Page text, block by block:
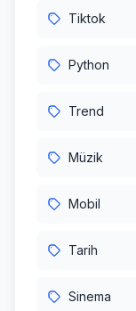
Tiktok
Python
Trend
Müzik
Mobil
Tarih
Sinema